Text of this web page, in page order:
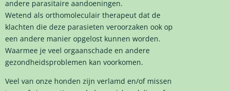
andere parasitaire aandoeningen.
Wetend als orthomoleculair therapeut dat de
klachten die deze parasieten veroorzaken ook op
een andere manier opgelost kunnen worden.
Waarmee je veel orgaanschade en andere
gezondheidsproblemen kan voorkomen.
Veel van onze honden zijn verlamd en/of missen